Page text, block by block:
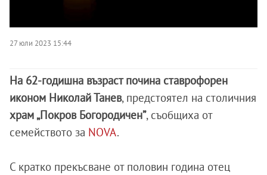
27 юли 2023 15:44
На 62-годишна възраст почина ставрофорен
иконом Николай Танев, предстоятел на столичния
храм „Покров Богородичен”, съобщиха от
семейството за NOVA.
С кратко прекъсване от половин година отец